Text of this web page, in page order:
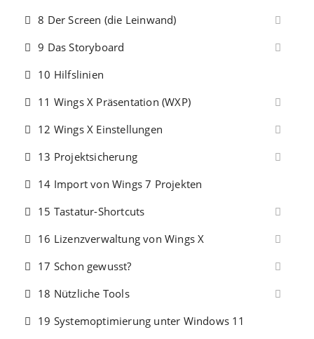
8 Der Screen (die Leinwand)
9 Das Storyboard
10 Hilfslinien
11 Wings X Präsentation (WXP)
12 Wings X Einstellungen
13 Projektsicherung
14 Import von Wings 7 Projekten
15 Tastatur-Shortcuts
16 Lizenzverwaltung von Wings X
17 Schon gewusst?
18 Nützliche Tools
19 Systemoptimierung unter Windows 11